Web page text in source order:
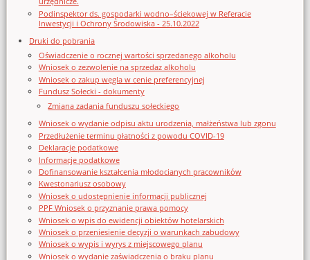
Podinspektor ds. gospodarki wodno–ściekowej w Referacie
Inwestycji i Ochrony Środowiska - 25.10.2022
Druki do pobrania
Oświadczenie o rocznej wartości sprzedanego alkoholu
Wniosek o zezwolenie na sprzedaz alkoholu
Wniosek o zakup węgla w cenie preferencyjnej
Fundusz Sołecki - dokumenty
Zmiana zadania funduszu sołeckiego
Wniosek o wydanie odpisu aktu urodzenia, małżeństwa lub zgonu
Przedłużenie terminu płatności z powodu COVID-19
Deklaracje podatkowe
Informacje podatkowe
Dofinansowanie kształcenia młodocianych pracowników
Kwestonariusz osobowy
Wniosek o udostępnienie informacji publicznej
PPF Wniosek o przyznanie prawa pomocy
Wniosek o wpis do ewidencji obiektów hotelarskich
Wniosek o przeniesienie decyzji o warunkach zabudowy
Wniosek o wypis i wyrys z miejscowego planu
Wniosek o wydanie zaświadczenia o braku planu